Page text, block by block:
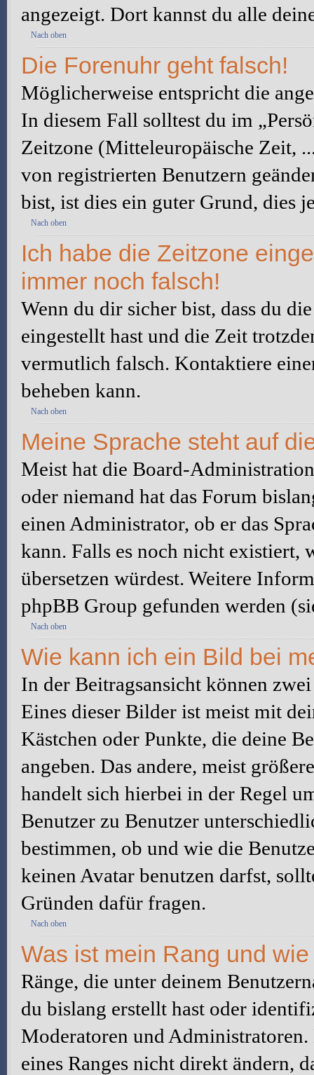
angezeigt. Dort kannst du alle
Nach oben
Die Forenuhr geht falsch!
Möglicherweise entspricht die
In diesem Fall solltest du im
Zeitzone (Mitteleuropäische Zeit,
von registrierten Benutzern
bist, ist dies ein guter Grund, dies
Nach oben
Ich habe die Zeitzone
immer noch falsch!
Wenn du dir sicher bist, dass du
eingestellt hast und die Zeit
vermutlich falsch. Kontaktiere
beheben kann.
Nach oben
Meine Sprache steht auf
Meist hat die Board-
oder niemand hat das Forum
einen Administrator, ob er das
kann. Falls es noch nicht existiert,
übersetzen würdest. Weitere
phpBB Group gefunden werden
Nach oben
Wie kann ich ein Bild bei
In der Beitragsansicht können
Eines dieser Bilder ist meist mit
Kästchen oder Punkte, die deine
angeben. Das andere, meist
handelt sich hierbei in der Regel
Benutzer zu Benutzer
bestimmen, ob und wie die
keinen Avatar benutzen darfst,
Gründen dafür fragen.
Nach oben
Was ist mein Rang und
Ränge, die unter deinem
du bislang erstellt hast oder
Moderatoren und
eines Ranges nicht direkt ändern,